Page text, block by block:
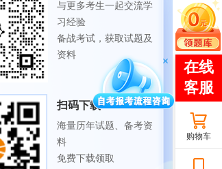
与更多考生一起交流学
习经验
备战考试，获取试题及
资料
扫码下载APP
海量历年试题、备考资
料
免费下载领取
购物车